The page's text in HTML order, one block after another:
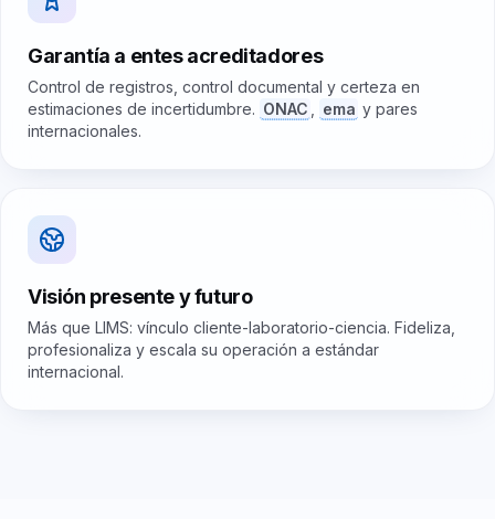
Garantía a entes acreditadores
Control de registros, control documental y certeza en
estimaciones de incertidumbre. ONAC ema y pares
internacionales.
Visión presente y futuro
Más que LIMS: vínculo cliente-laboratorio-ciencia. Fideliza,
profesionaliza y escala su operación a estándar
internacional.